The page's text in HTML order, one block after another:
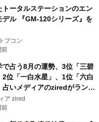
トータルステーションのエン
デル 『GM-120シリーズ』を
プコン
前
で占う8月の運勢、3位「三碧
2位「一白水星」、1位「六白
占いメディアのziredがランキ
表
ア zired
前